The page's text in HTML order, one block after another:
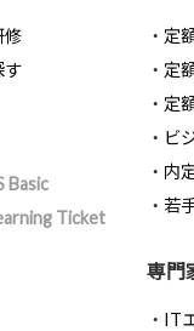
修
す
Basic
Ticket
定
定
定
ビ
内
若
専門
IT